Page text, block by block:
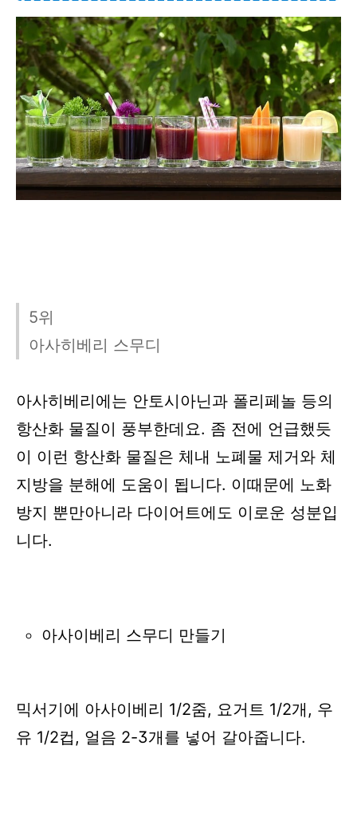
5위
아사히베리 스무디
아사히베리에는 안토시아닌과 폴리페놀 등의
항산화 물질이 풍부한데요. 좀 전에 언급했듯
이 이런 항산화 물질은 체내 노폐물 제거와 체
지방을 분해에 도움이 됩니다. 이때문에 노화
방지 뿐만아니라 다이어트에도 이로운 성분입
니다.
아사이베리 스무디 만들기
믹서기에 아사이베리 1/2줌, 요거트 1/2개, 우
유 1/2컵, 얼음 2-3개를 넣어 갈아줍니다.